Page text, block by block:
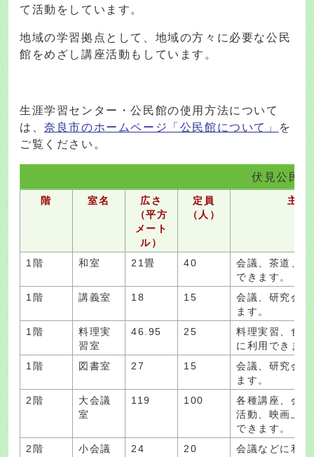
て活動をしています。
地域の学習拠点として、地域の方々に必要な公民
館をめざし講座活動もしています。
生涯学習センター・公民館の使用方法について
は、奈良市のホームページ「公民館について」
を
ご覧ください。
伏見公民館
階 室名
広さ
（平方
メート
ル）
定員
（人）
主な
1階 和室 21畳 40
会議、茶道、
できます。
1階
講義室 18 15
会議、研究会
ます。
1階
料理実
習室
46.95 25
料理実習、食
に利用できま
1階
図書室 27 15
会議、研究会
ます。
2階
大会議
室
119 100
各種講座、会
活動、映画上
できます。
2階
小会議
24 20 会議などに利